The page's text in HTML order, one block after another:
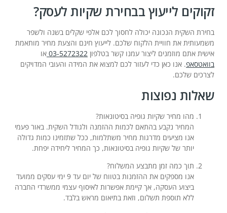
זקוקים לייעוץ בבחירת שקיות לעסק?
בחירת השקית הנכונה יכולה לחסוך לכם אלפי שקלים בשנה ולשפר
משמעותית את חוויית הלקוח שלכם. לייעוץ חינם והצעת מחיר מותאמת
אישית אתם מוזמנים ליצור עמנו קשר בטלפון 03-5272322 או
בוואטסאפ. אנו כאן כדי לעזור לכם למצוא את המידה והעובי המדויקים
לצרכים שלכם.
שאלות נפוצות
מהו מחיר שקיות גופיה בסיטונאות?
המחיר נקבע בהתאם לכמות ההזמנה ולגודל השקית. באור פעמי
אנו מציעים מדרגות מחיר משתלמות, ככל שתזמינו כמות גדולה
יותר של שקיות גופיה בסיטונאות, כך המחיר ליחידה יפחת.
תוך כמה זמן מתבצע המשלוח?
אנו מספקים את ההזמנות בטווח של יום עד 9 ימי עסקים ממועד
ביצוע העסקה, אך קיימת אפשרות לאיסוף עצמי ממשרדי החברה
ללא תוספת תשלום, וזאת בתיאום מראש בלבד.